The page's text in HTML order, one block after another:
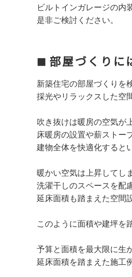
ビルトインガレージの内
是非ご検討ください。
部屋づくりに
新築住宅の部屋づくりを
採光やリラックスした空
吹き抜けは暖房の空気が
床暖房の設置や薪ストー
建物全体を快適化すると
暖かい空気は上昇してし
洗濯干しのスペースを配
延床面積も踏まえた空間
このように面積や建坪を
予算と面積を最大限に生
延床面積を踏まえた施工